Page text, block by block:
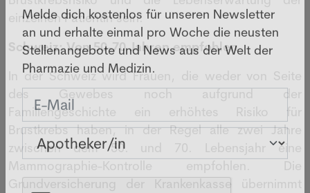
einzelnen Patientin sein.
Schweiz: Von 50-70 Jahren empfohlen
In der Schweiz wird Frauen, die weder von Seite
des Gewebes noch aufgrund der
Familiengeschichte ein erhöhtes Risiko für
Brustkrebs haben, in der Regel alle zwei Jahre
zwischen dem 50. und 70. Lebensjahr eine
Mammographie-Kontrolle empfohlen. Die
Grundversicherung der Krankenkasse übernimmt
Melde dich kostenlos für unseren Newsletter
an und erhalte einmal pro Woche die neusten
Stellenangebote und News aus der Welt der
Pharmazie und Medizin.